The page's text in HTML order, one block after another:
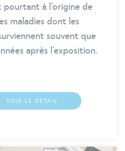
pourtant à l’origine de
maladies dont les
souvent que
après l’exposition.
VOIR LE DÉTAIL